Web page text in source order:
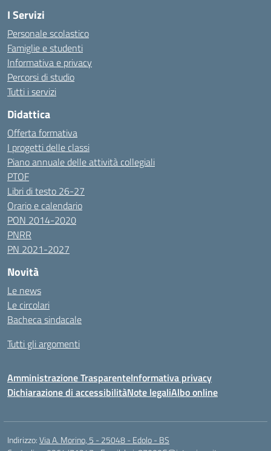
I Servizi
Personale scolastico
Famiglie e studenti
Informativa e privacy
Percorsi di studio
Tutti i servizi
Didattica
Offerta formativa
I progetti delle classi
Piano annuale delle attività collegiali
PTOF
Libri di testo 26-27
Orario e calendario
PON 2014-2020
PNRR
PN 2021-2027
Novità
Le news
Le circolari
Bacheca sindacale
Tutti gli argomenti
Amministrazione TrasparenteInformativa privacy
Dichiarazione di accessibilitàNote legaliAlbo online
Indirizzo:Via A. Morino, 5 - 25048 - Edolo - BS